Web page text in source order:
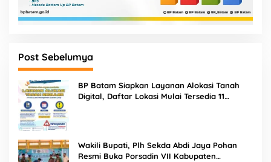
Post Sebelumya
BP Batam Siapkan Layanan Alokasi Tanah
Digital, Daftar Lokasi Mulai Tersedia 11
Wakili Bupati, Plh Sekda Abdi Jaya Pohan
Resmi Buka Porsadin VII Kabupaten